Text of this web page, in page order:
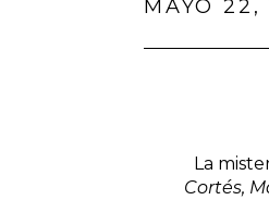
MAYO 22,
La
Cortés,